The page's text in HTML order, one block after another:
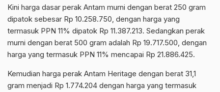
Kini harga dasar perak Antam murni dengan berat 250 gram
dipatok sebesar Rp 10.258.750, dengan harga yang
termasuk PPN 11% dipatok Rp 11.387.213. Sedangkan perak
murni dengan berat 500 gram adalah Rp 19.717.500, dengan
harga yang termasuk PPN 11% mencapai Rp 21.886.425.
Kemudian harga perak Antam Heritage dengan berat 31,1
gram menjadi Rp 1.774.204 dengan harga yang termasuk